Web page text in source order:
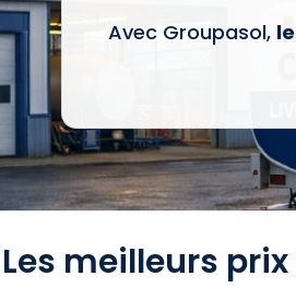
Avec Groupasol,
Les meilleurs